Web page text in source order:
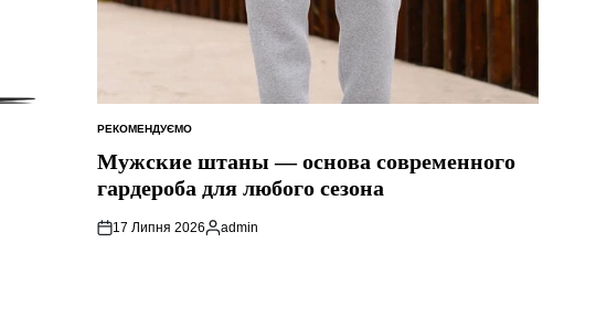
ОПУБЛІКУВАТИ
РЕКОМЕНДУЄМО
Мужские штаны — основа современного
гардероба для любого сезона
17 Липня 2026
Опубліковано
admin